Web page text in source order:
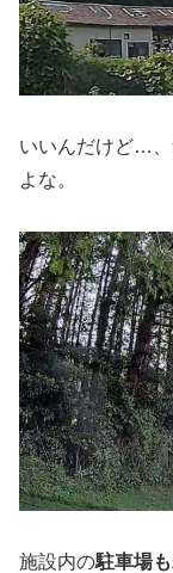
いいんだけど…、
よな。
施設内の駐車場